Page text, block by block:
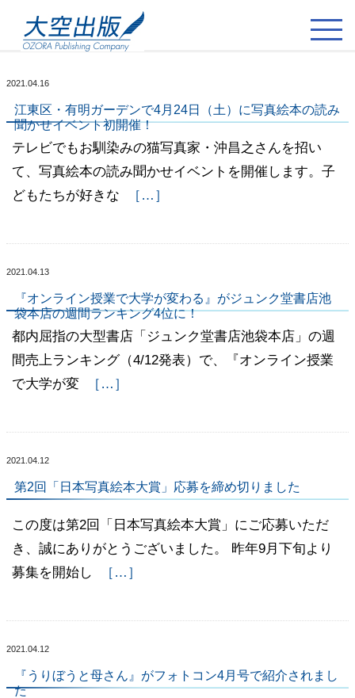
2021.04.16
江東区・有明ガーデンで4月24日（土）に写真絵本の読み
聞かせイベント初開催！
テレビでもお馴染みの猫写真家・沖昌之さんを招い
て、写真絵本の読み聞かせイベントを開催します。子
どもたちが好きな
［…］
2021.04.13
『オンライン授業で大学が変わる』がジュンク堂書店池
袋本店の週間ランキング4位に！
都内屈指の大型書店「ジュンク堂書店池袋本店」の週
間売上ランキング（4/12発表）で、『オンライン授業
で大学が変
［…］
2021.04.12
第2回「日本写真絵本大賞」応募を締め切りました
この度は第2回「日本写真絵本大賞」にご応募いただ
き、誠にありがとうございました。 昨年9月下旬より
募集を開始し
［…］
2021.04.12
『うりぼうと母さん』がフォトコン4月号で紹介されまし
た